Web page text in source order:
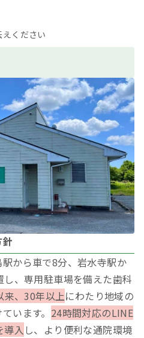
ください
から車で8分、岩水寺駅か
、専用駐車場を備えた歯科
来、30年以上にわたり地域の
います。 24時間対応のLINE
導入 し、より便利な通院環境